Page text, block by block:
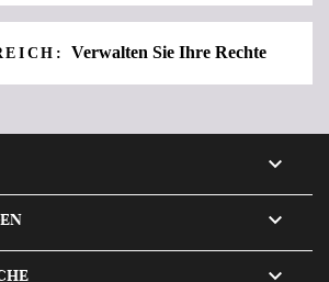
Verwalten Sie Ihre Rechte


